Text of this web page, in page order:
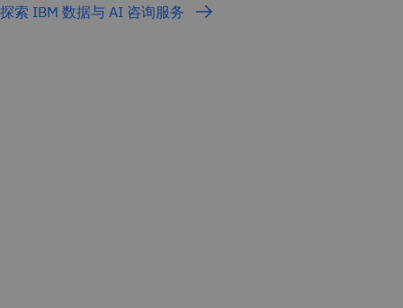
探索 IBM 数据与 AI 咨询服务